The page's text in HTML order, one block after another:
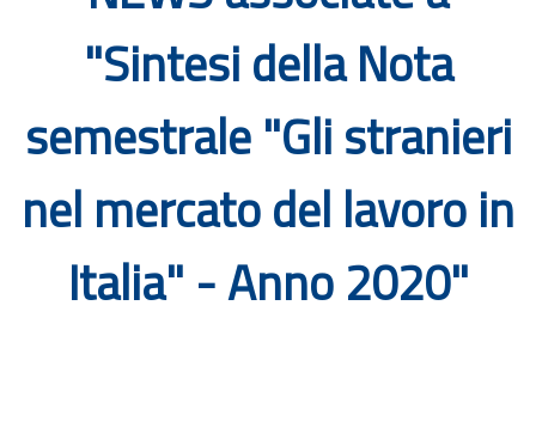
Progetti
Documenti
Bandi
Guide
"Sintesi della Nota
semestrale "Gli stranieri
nel mercato del lavoro in
Italia" - Anno 2020"